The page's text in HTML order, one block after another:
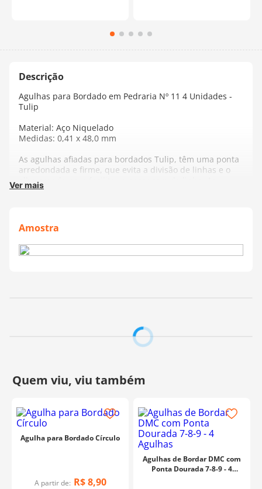
Agulhas para Bordado em Pedraria Nº 11 4 Unidades -
Tulip
Material: Aço Niquelado
Medidas: 0,41 x 48,0 mm
As agulhas afiadas para bordados Tulip, têm uma ponta
arredondada e firme, que evita a divisão de linhas e o
olho grande para facilitar a passagem da linha. As
agulhas Tulip são conhecidas por sua alta qualidade.
disponíveis no mercado. Use-os para uma variedade de
projetos perolados
Fabricante:Tulip
Ver mais
Amostra
Agulha para Bordado Círculo
A partir de: R$ 8,90
Agulhas de Bordar DMC com
Ponta Dourada 7-8-9 - 4